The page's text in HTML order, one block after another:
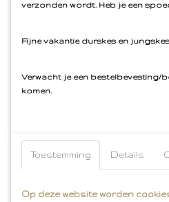
verzonden wordt. Heb je een
Fijne vakantie durskes en
Verwacht je een bestelbevesting/
komen.
Toestemming Details
Op deze website worden